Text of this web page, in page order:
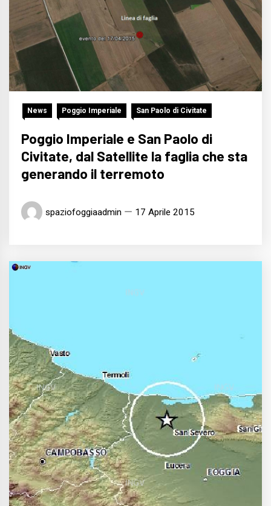
News Poggio Imperiale San Paolo di Civitate
Poggio Imperiale e San Paolo di
Civitate, dal Satellite la faglia che sta
generando il terremoto
spaziofoggiaadmin 17 Aprile 2015